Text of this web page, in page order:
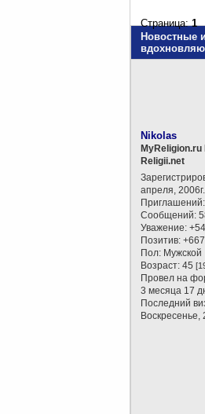
Новостные
Страница:1
Nikolas
MyReligion.ru
Religii.net
апреля, 2006г.
Приглашений:
Сообщений:
Уважение:
Позитив: +667
Пол: Мужской
Возраст: 45
Провел на
3 месяца 17
Последний
Воскресенье,